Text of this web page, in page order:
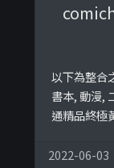
以下為整合
書本, 動漫,
通精品終極
2022-06-03